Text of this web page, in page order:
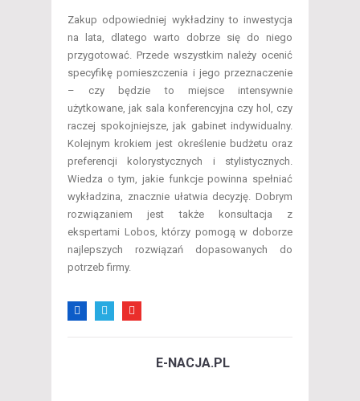
Zakup odpowiedniej wykładziny to inwestycja
na lata, dlatego warto dobrze się do niego
przygotować. Przede wszystkim należy ocenić
specyfikę pomieszczenia i jego przeznaczenie
– czy będzie to miejsce intensywnie
użytkowane, jak sala konferencyjna czy hol, czy
raczej spokojniejsze, jak gabinet indywidualny.
Kolejnym krokiem jest określenie budżetu oraz
preferencji kolorystycznych i stylistycznych.
Wiedza o tym, jakie funkcje powinna spełniać
wykładzina, znacznie ułatwia decyzję. Dobrym
rozwiązaniem jest także konsultacja z
ekspertami Lobos, którzy pomogą w doborze
najlepszych rozwiązań dopasowanych do
potrzeb firmy.
E-NACJA.PL